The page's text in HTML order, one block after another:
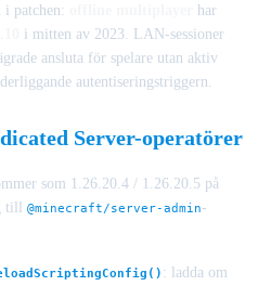
patchen:
har
i mitten av 2023. LAN-sessioner
ansluta för spelare utan aktiv
autentiseringstriggern.
Server-operatörer
som 1.26.20.4 / 1.26.20.5 på
till @minecraft/server-admin-
: ladda om